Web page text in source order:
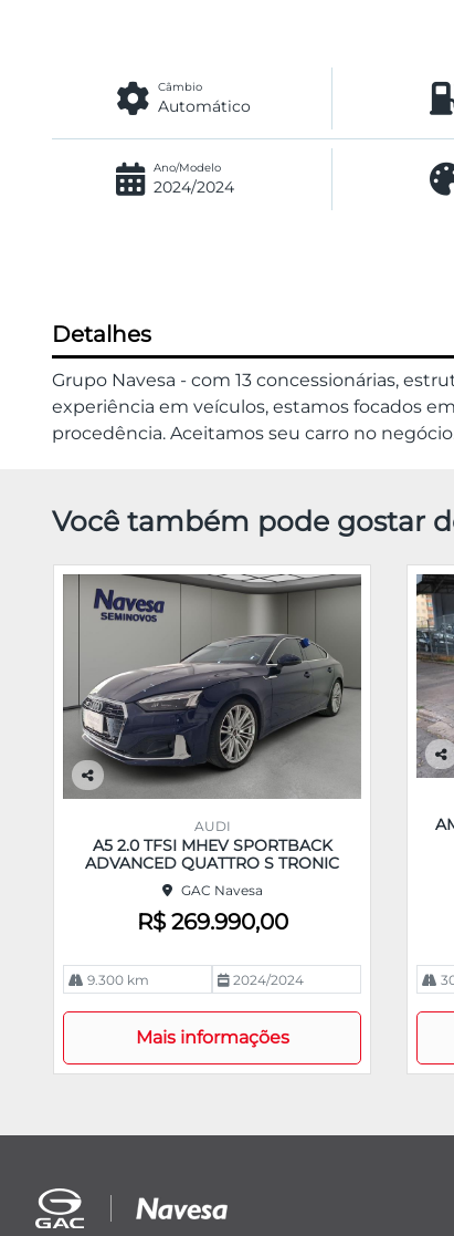
Câmbio
Automático
Ano/Modelo
2024/2024
Detalhes
Grupo Navesa - com 13 concessionárias,
experiência em veículos, estamos focados
procedência. Aceitamos seu carro no
Você também pode gostar
Co
rtil
AUDI
A5 2.0 TFSI MHEV SPORTBACK
ADVANCED QUATTRO S TRONIC
GAC Navesa
R$ 269.990,00
9.300 km 2024/2024
Mais informações
Co
pa
rtil